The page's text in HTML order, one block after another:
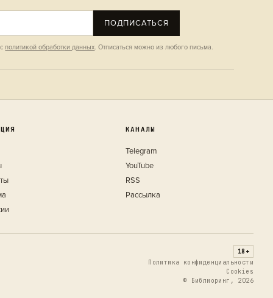
ПОДПИСАТЬСЯ
политикой обработки данных. Отписаться можно из любого письма.
КАНАЛЫ
Telegram
YouTube
RSS
Рассылка
18+
Политика конфиденциальности
Cookies
© Библиоринг, 2026